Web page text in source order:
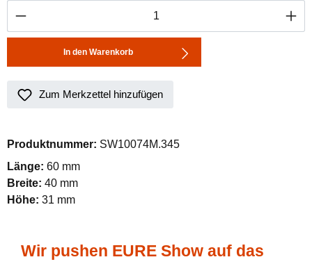
Produkt Anzahl: Gib den gewünschten
In den Warenkorb
Zum Merkzettel hinzufügen
Produktnummer: SW10074M.345
Länge: 60 mm
Breite: 40 mm
Höhe: 31 mm
Wir pushen EURE Show auf das